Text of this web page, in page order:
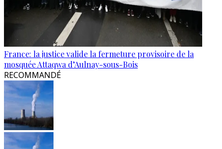
France: la justice valide la fermeture provisoire de la
mosquée Attaqwa d’Aulnay-sous-Bois
RECOMMANDÉ